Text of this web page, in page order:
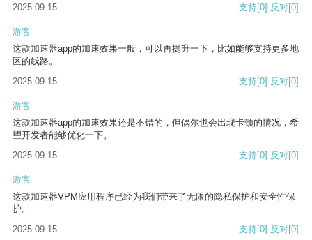
2025-09-15
支持[0] 反对[0]
游客
这款加速器app的加速效果一般，可以再提升一下，比如能够支持更多地
区的线路。
2025-09-15
支持[0] 反对[0]
游客
这款加速器app的加速效果还是不错的，但偶尔也会出现卡顿的情况，希
望开发者能够优化一下。
2025-09-15
支持[0] 反对[0]
游客
这款加速器VPM应用程序已经为我们带来了无限的隐私保护和安全性保
护。
2025-09-15
支持[0] 反对[0]